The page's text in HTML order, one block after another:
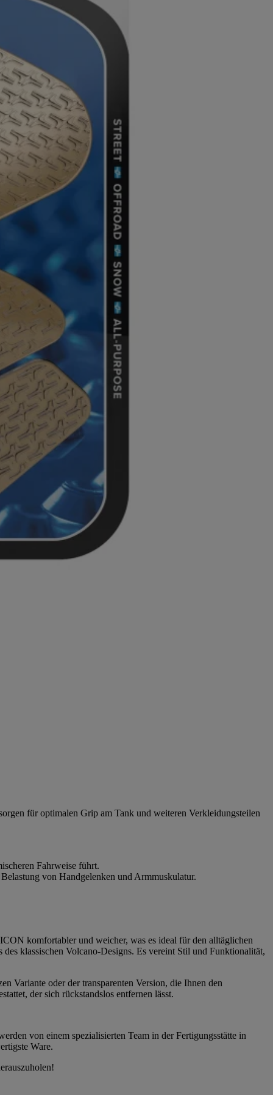
für optimalen Grip am Tank und weiteren Verkleidungsteilen
Fahrweise führt.
von Handgelenken und Armmuskulatur.
komfortabler und weicher, was es ideal für den alltäglichen
klassischen Volcano-Designs. Es vereint Stil und Funktionalität,
Variante oder der transparenten Version, die Ihnen den
der sich rückstandslos entfernen lässt.
von einem spezialisierten Team in der Fertigungsstätte in
Ware.